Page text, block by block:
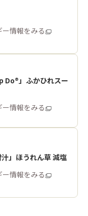
情報をみる
Do®」ふかひれスー
情報をみる
」ほうれん草 減塩
情報をみる